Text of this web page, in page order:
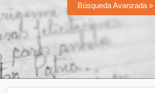
Búsqueda Avanzada »